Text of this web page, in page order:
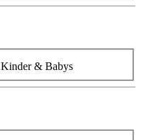
Kinder & Babys